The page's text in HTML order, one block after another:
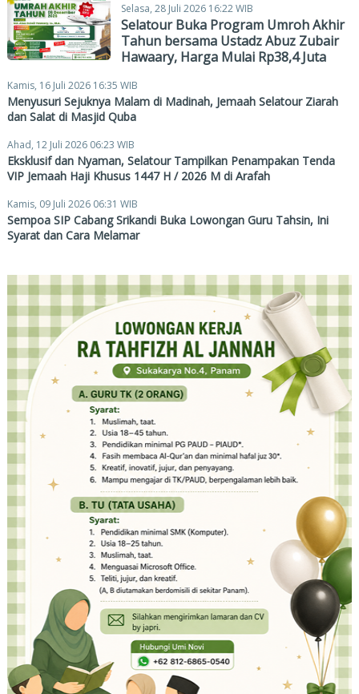
Selasa, 28 Juli 2026 16:22 WIB
Selatour Buka Program Umroh Akhir
Tahun bersama Ustadz Abuz Zubair
Hawaary, Harga Mulai Rp38,4 Juta
Kamis, 16 Juli 2026 16:35 WIB
Menyusuri Sejuknya Malam di Madinah, Jemaah Selatour Ziarah
dan Salat di Masjid Quba
Ahad, 12 Juli 2026 06:23 WIB
Eksklusif dan Nyaman, Selatour Tampilkan Penampakan Tenda
VIP Jemaah Haji Khusus 1447 H / 2026 M di Arafah
Kamis, 09 Juli 2026 06:31 WIB
Sempoa SIP Cabang Srikandi Buka Lowongan Guru Tahsin, Ini
Syarat dan Cara Melamar